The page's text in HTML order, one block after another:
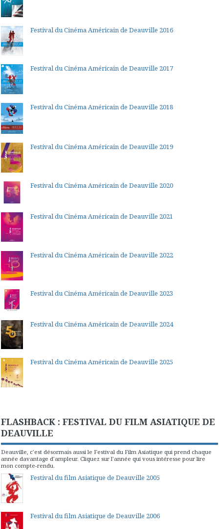
Festival du Cinéma Américain de Deauville 2016
Festival du Cinéma Américain de Deauville 2017
Festival du Cinéma Américain de Deauville 2018
Festival du Cinéma Américain de Deauville 2019
Festival du Cinéma Américain de Deauville 2020
Festival du Cinéma Américain de Deauville 2021
Festival du Cinéma Américain de Deauville 2022
Festival du Cinéma Américain de Deauville 2023
Festival du Cinéma Américain de Deauville 2024
Festival du Cinéma Américain de Deauville 2025
FLASHBACK : FESTIVAL DU FILM ASIATIQUE DE
DEAUVILLE
Deauville, c'est désormais aussi le Festival du Film Asiatique qui prend chaque
année davantage d'ampleur. Cliquez sur l'année qui vous intéresse pour lire
mon compte-rendu.
Festival du film Asiatique de Deauville 2005
Festival du film Asiatique de Deauville 2006